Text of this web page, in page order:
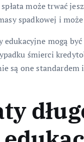
może trwać
spadkowej i
mogą
śmierci
są one